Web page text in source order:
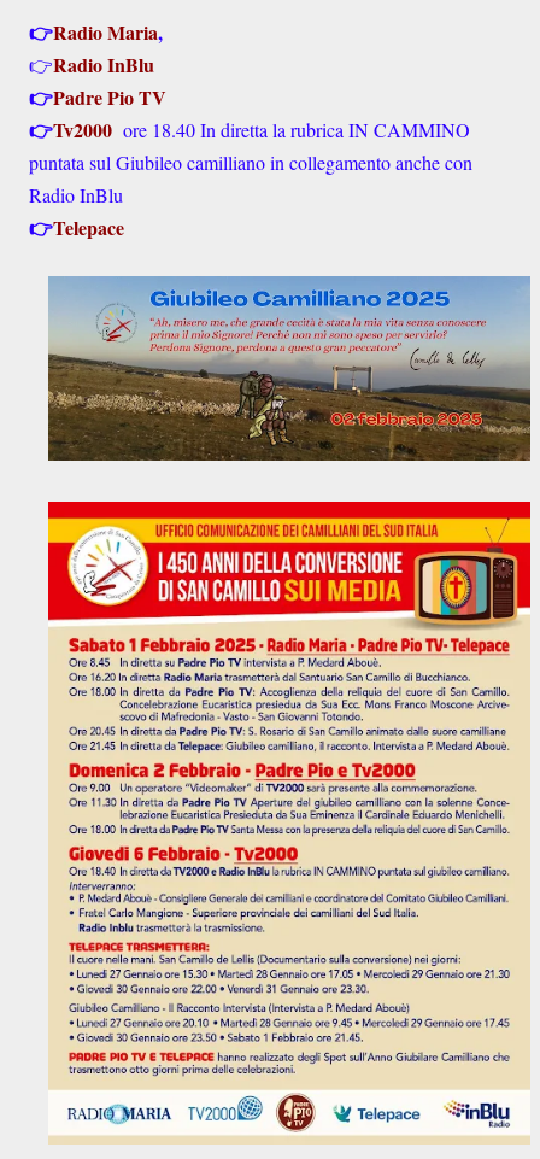
👉Radio Maria,
👉Radio InBlu
👉Padre Pio TV
👉Tv2000 ore 18.40 In diretta la rubrica IN CAMMINO
puntata sul Giubileo camilliano in collegamento anche con
Radio InBlu
👉Telepace